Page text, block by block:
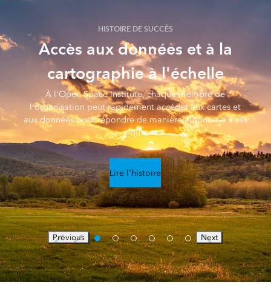
HISTOIRE DE SUCCÈS
Accès aux données et à la
cartographie à l'échelle
À l'Open Space Institute, chaque membre de
l'organisation peut rapidement accéder aux cartes et
aux données pour répondre de manière autonome à ses
qu
Lire l'histoire
Previous Next